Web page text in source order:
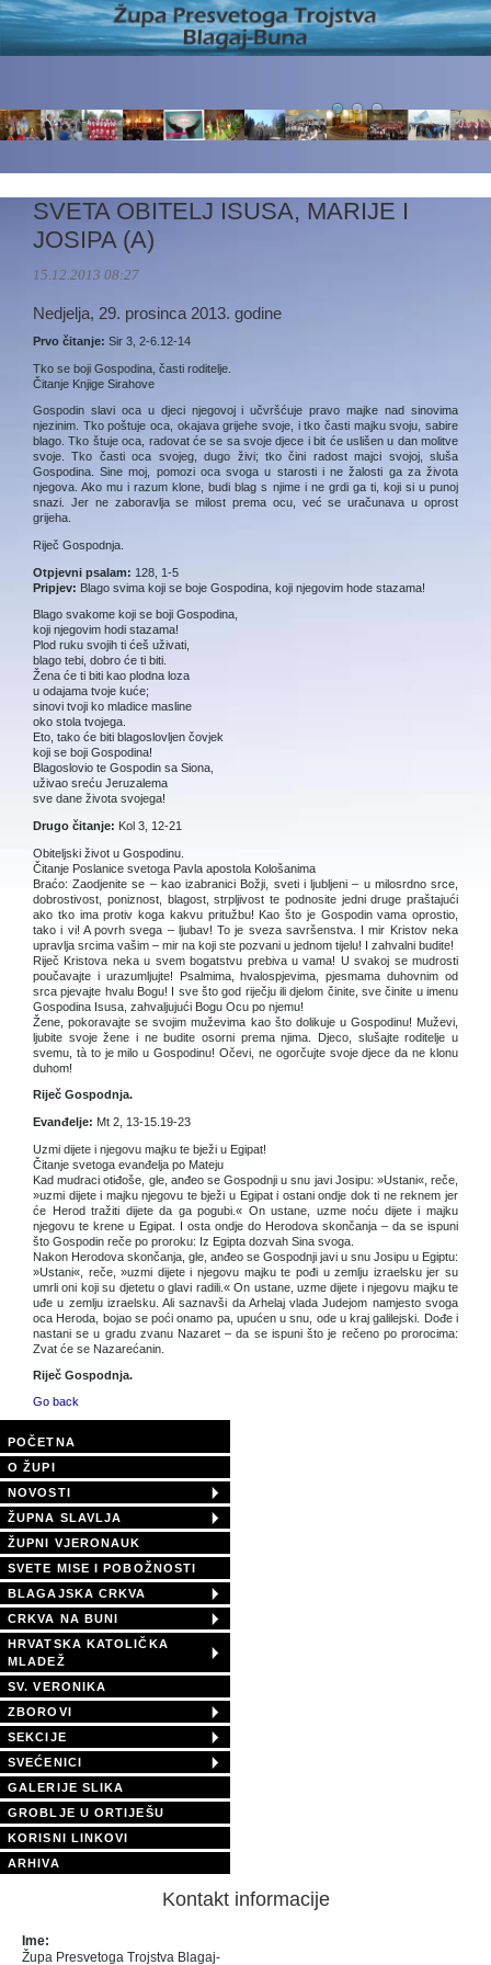
SVETA OBITELJ ISUSA, MARIJE I
JOSIPA (A)
15.12.2013 08:27
Nedjelja, 29. prosinca 2013. godine
Prvo čitanje: Sir 3, 2-6.12-14
Tko se boji Gospodina, časti roditelje.
Čitanje Knjige Sirahove
Gospodin slavi oca u djeci njegovoj i učvršćuje pravo majke nad sinovima
njezinim. Tko poštuje oca, okajava grijehe svoje, i tko časti majku svoju, sabire
blago. Tko štuje oca, radovat će se sa svoje djece i bit će uslišen u dan molitve
svoje. Tko časti oca svojeg, dugo živi; tko čini radost majci svojoj, sluša
Gospodina. Sine moj, pomozi oca svoga u starosti i ne žalosti ga za života
njegova. Ako mu i razum klone, budi blag s njime i ne grdi ga ti, koji si u punoj
snazi. Jer ne zaboravlja se milost prema ocu, već se uračunava u oprost
grijeha.
Riječ Gospodnja.
Otpjevni psalam: 128, 1-5
Pripjev: Blago svima koji se boje Gospodina, koji njegovim hode stazama!
Blago svakome koji se boji Gospodina,
koji njegovim hodi stazama!
Plod ruku svojih ti ćeš uživati,
blago tebi, dobro će ti biti.
Žena će ti biti kao plodna loza
u odajama tvoje kuće;
sinovi tvoji ko mladice masline
oko stola tvojega.
Eto, tako će biti blagoslovljen čovjek
koji se boji Gospodina!
Blagoslovio te Gospodin sa Siona,
uživao sreću Jeruzalema
sve dane života svojega!
Drugo čitanje: Kol 3, 12-21
Obiteljski život u Gospodinu.
Čitanje Poslanice svetoga Pavla apostola Kološanima
Braćo: Zaodjenite se – kao izabranici Božji, sveti i ljubljeni – u milosrdno srce,
dobrostivost, poniznost, blagost, strpljivost te podnosite jedni druge praštajući
ako tko ima protiv koga kakvu pritužbu! Kao što je Gospodin vama oprostio,
tako i vi! A povrh svega – ljubav! To je sveza savršenstva. I mir Kristov neka
upravlja srcima vašim – mir na koji ste pozvani u jednom tijelu! I zahvalni budite!
Riječ Kristova neka u svem bogatstvu prebiva u vama! U svakoj se mudrosti
poučavajte i urazumljujte! Psalmima, hvalospjevima, pjesmama duhovnim od
srca pjevajte hvalu Bogu! I sve što god riječju ili djelom činite, sve činite u imenu
Gospodina Isusa, zahvaljujući Bogu Ocu po njemu!
Žene, pokoravajte se svojim muževima kao što dolikuje u Gospodinu! Muževi,
ljubite svoje žene i ne budite osorni prema njima. Djeco, slušajte roditelje u
svemu, tà to je milo u Gospodinu! Očevi, ne ogorčujte svoje djece da ne klonu
duhom!
Riječ Gospodnja.
Evanđelje: Mt 2, 13-15.19-23
Uzmi dijete i njegovu majku te bježi u Egipat!
Čitanje svetoga evanđelja po Mateju
Kad mudraci otiđoše, gle, anđeo se Gospodnji u snu javi Josipu: »Ustani«, reče,
»uzmi dijete i majku njegovu te bježi u Egipat i ostani ondje dok ti ne reknem jer
će Herod tražiti dijete da ga pogubi.« On ustane, uzme noću dijete i majku
njegovu te krene u Egipat. I osta ondje do Herodova skončanja – da se ispuni
što Gospodin reče po proroku: Iz Egipta dozvah Sina svoga.
Nakon Herodova skončanja, gle, anđeo se Gospodnji javi u snu Josipu u Egiptu:
»Ustani«, reče, »uzmi dijete i njegovu majku te pođi u zemlju izraelsku jer su
umrli oni koji su djetetu o glavi radili.« On ustane, uzme dijete i njegovu majku te
uđe u zemlju izraelsku. Ali saznavši da Arhelaj vlada Judejom namjesto svoga
oca Heroda, bojao se poći onamo pa, upućen u snu, ode u kraj galilejski. Dođe i
nastani se u gradu zvanu Nazaret – da se ispuni što je rečeno po prorocima:
Zvat će se Nazarećanin.
Riječ Gospodnja.
Go back
POČETNA
O ŽUPI
NOVOSTI
ŽUPNA SLAVLJA
ŽUPNI VJERONAUK
SVETE MISE I POBOŽNOSTI
BLAGAJSKA CRKVA
CRKVA NA BUNI
HRVATSKA KATOLIČKA
MLADEŽ
SV. VERONIKA
ZBOROVI
SEKCIJE
SVEĆENICI
GALERIJE SLIKA
GROBLJE U ORTIJEŠU
KORISNI LINKOVI
ARHIVA
Kontakt informacije
Ime:
Župa Presvetoga Trojstva Blagaj-